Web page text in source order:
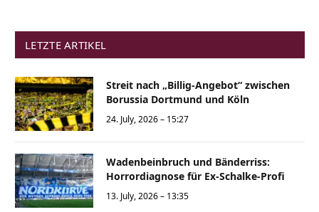
LETZTE ARTIKEL
Streit nach „Billig-Angebot“ zwischen
Borussia Dortmund und Köln
24. July, 2026 – 15:27
Wadenbeinbruch und Bänderriss:
Horrordiagnose für Ex-Schalke-Profi
13. July, 2026 – 13:35